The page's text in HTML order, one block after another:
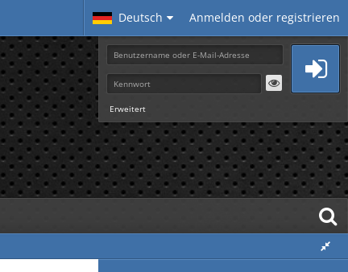
Deutsch Anmelden oder registrieren
Erweitert